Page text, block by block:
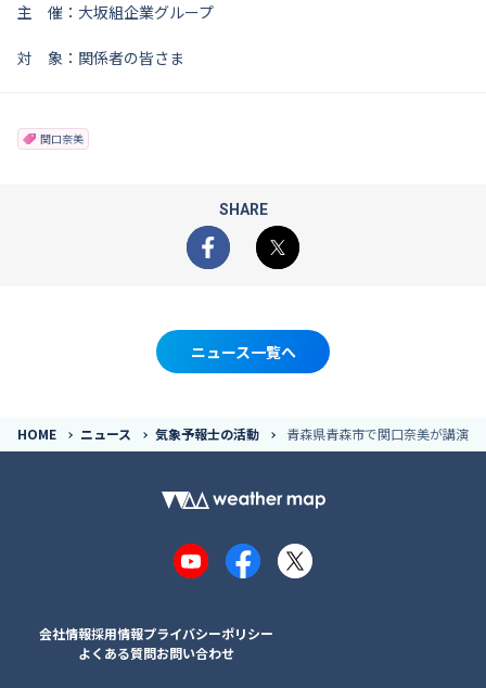
主 催：大坂組企業グループ
対 象：関係者の皆さま
関口奈美
SHARE
Facebook
X
ニュース一覧へ
HOME ニュース 気象予報士の活動 青森県青森市で関口奈美が講演
YouTubeFacebook
X
会社情報採用情報プライバシーポリシー
よくある質問お問い合わせ